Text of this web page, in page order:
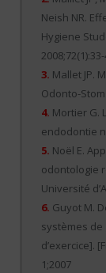
Neish NR.
Hygiene
3. Mallet JP.
Odonto-
4. Mortier G.
endodontie
5. Noël E.
odontologie
Université
6. Guyot M.
systèmes
d’exercice].
1;2007